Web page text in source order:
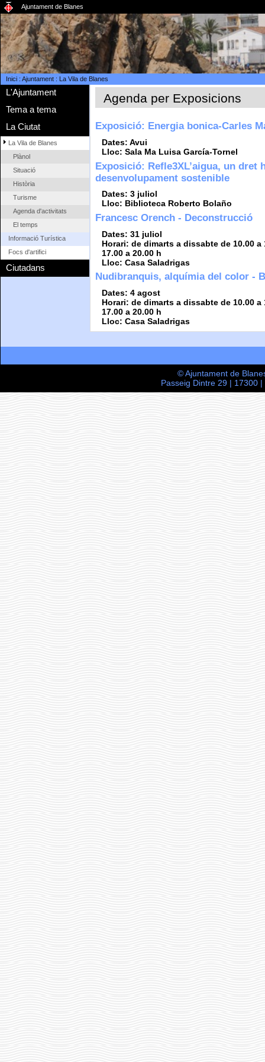
Ajuntament de Blanes
Inici: Ajuntament: La Vila de Blanes
L'Ajuntament
Tema a tema
La Ciutat
La Vila de Blanes
Plànol
Situació
Història
Turisme
Agenda d'activitats
El temps
Informació Turística
Focs d'artifici
Ciutadans
Agenda per Exposicions
Exposició: Energia bonica-Carles
Dates: Avui
Lloc: Sala Ma Luisa García-Tornel
Exposició: Refle3XL’aigua, un dret
desenvolupament sostenible
Dates: 3 juliol
Lloc: Biblioteca Roberto Bolaño
Francesc Orench - Deconstrucció
Dates: 31 juliol
Horari: de dimarts a dissabte de 10.00
17.00 a 20.00 h
Lloc: Casa Saladrigas
Nudibranquis, alquímia del color -
Dates: 4 agost
Horari: de dimarts a dissabte de 10.00
17.00 a 20.00 h
Lloc: Casa Saladrigas
© Ajuntament de
Passeig Dintre 29 | 17300